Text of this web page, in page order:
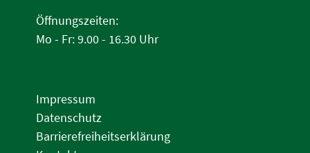
Öffnungszeiten:
Mo - Fr: 9.00 - 16.30 Uhr
Impressum
Datenschutz
Barrierefreiheitserklärung